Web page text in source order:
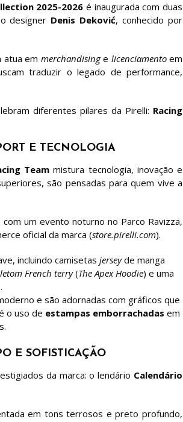
2025-2026 é inaugurada com duas
designer Denis Deković, conhecido por
atua em merchandisinge licenciamentoem
traduzir o legado de performance,
diferentes pilares da Pirelli: Racing
E TECNOLOGIA
Team mistura tecnologia, inovação e
são pensadas para quem vive a
com um evento noturno no Parco Ravizza,
oficial da marca (store.pirelli.com).
incluindo camisetas jerseyde manga
French terry(The Apex Hoodie) e uma
e são adornadas com gráficos que
o uso de estampas emborrachadas em
E SOFISTICAÇÃO
da marca: o lendário Calendário
em tons terrosos e preto profundo,